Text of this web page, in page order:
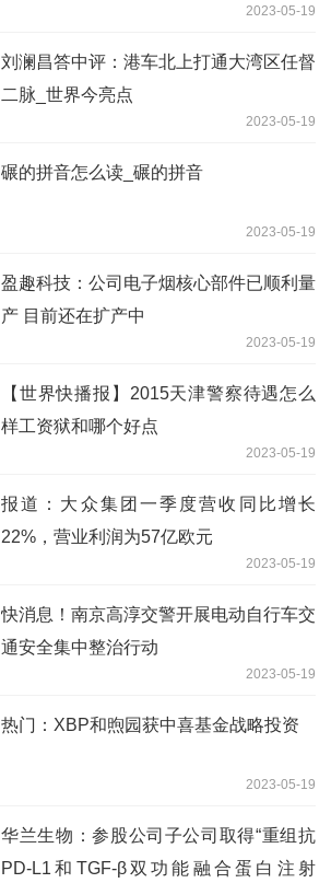
2023-05-19
刘澜昌答中评：港车北上打通大湾区任督
二脉_世界今亮点
2023-05-19
碾的拼音怎么读_碾的拼音
2023-05-19
盈趣科技：公司电子烟核心部件已顺利量
产 目前还在扩产中
2023-05-19
【世界快播报】2015天津警察待遇怎么
样工资狱和哪个好点
2023-05-19
报道：大众集团一季度营收同比增长
22%，营业利润为57亿欧元
2023-05-19
快消息！南京高淳交警开展电动自行车交
通安全集中整治行动
2023-05-19
热门：XBP和煦园获中喜基金战略投资
2023-05-19
华兰生物：参股公司子公司取得“重组抗
PD-L1和TGF-β双功能融合蛋白注射